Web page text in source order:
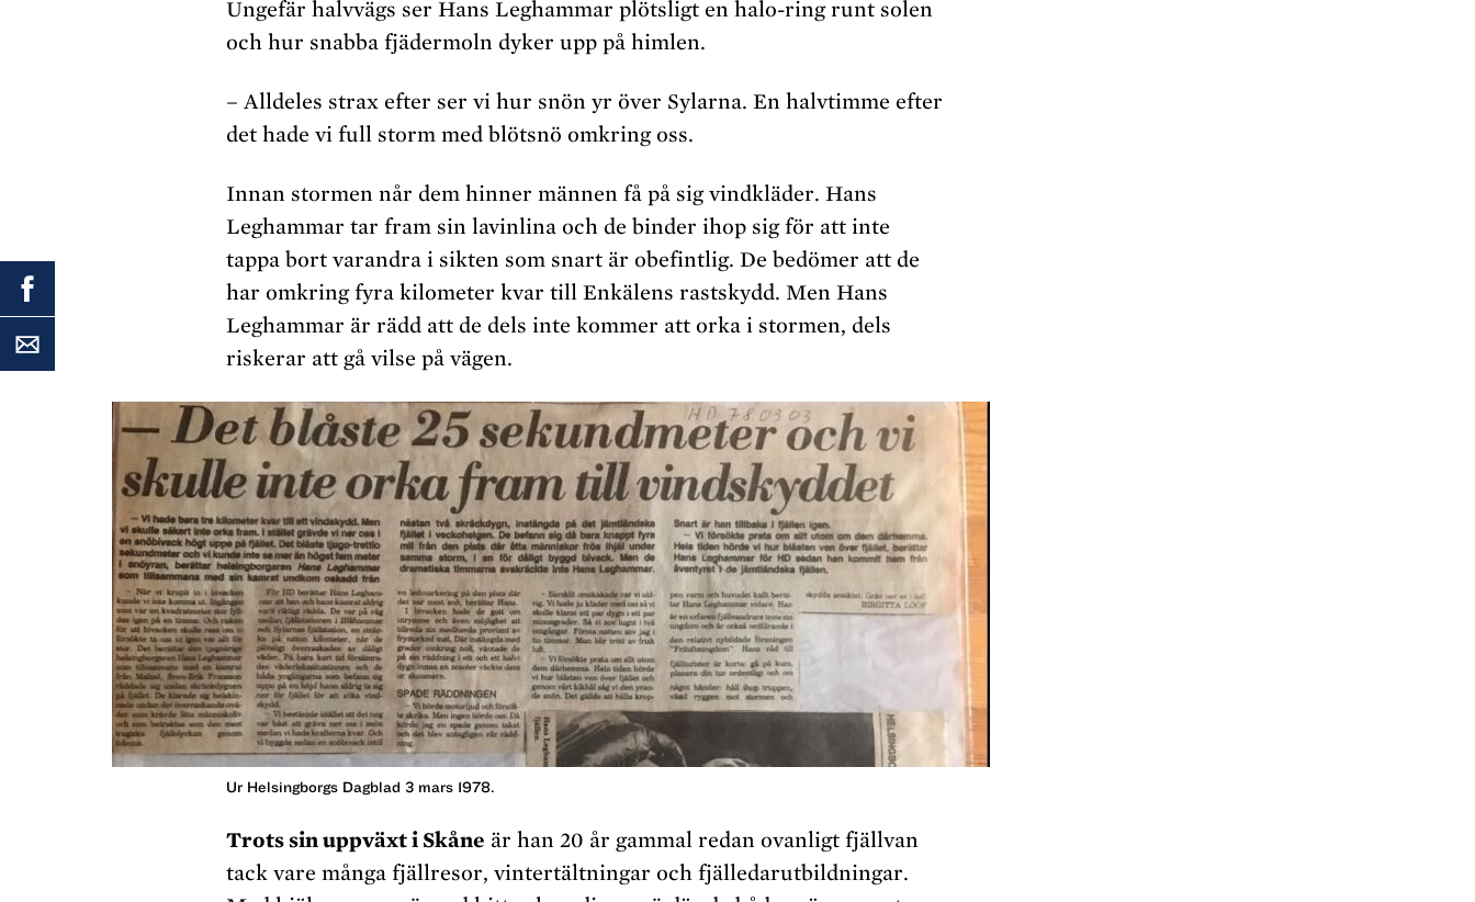
Ungefär halvvägs ser Hans Leghammar plötsligt en halo-ring runt solen
och hur snabba fjädermoln dyker upp på himlen.
– Alldeles strax efter ser vi hur snön yr över Sylarna. En halvtimme efter
det hade vi full storm med blötsnö omkring oss.
Innan stormen når dem hinner männen få på sig vindkläder. Hans
Leghammar tar fram sin lavinlina och de binder ihop sig för att inte
tappa bort varandra i sikten som snart är obefintlig. De bedömer att de
har omkring fyra kilometer kvar till Enkälens rastskydd. Men Hans
Leghammar är rädd att de dels inte kommer att orka i stormen, dels
riskerar att gå vilse på vägen.
Ur Helsingborgs Dagblad 3 mars 1978.
Trots sin uppväxt i Skåne är han 20 år gammal redan ovanligt fjällvan
tack vare många fjällresor, vintertältningar och fjälledarutbildningar.